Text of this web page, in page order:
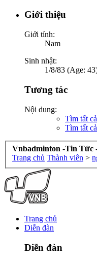
Giới thiệu
Giới tính:
Nam
Sinh nhật:
1/8/83 (Age:
Tương tác
Nội dung:
Tìm tất
Tìm tất
Vnbadminton -Tin Tức
Trang chủ Thành viên >
Trang chủ
Diễn đàn
Diễn đàn